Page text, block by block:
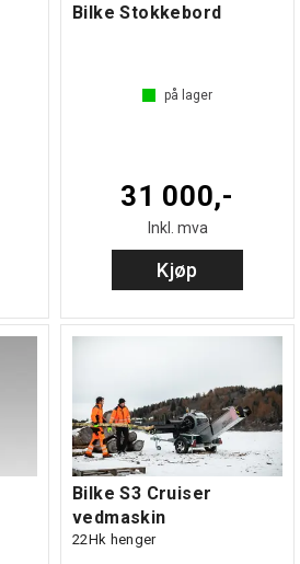
Bilke Stokkebord
på lager
31 000,-
Inkl. mva
Kjøp
Bilke S3 Cruiser
vedmaskin
22Hk henger